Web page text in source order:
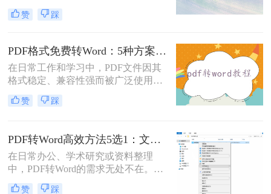
用。然而，在需要对内容进行编辑
时，我们往往需要将其转换为Word文
呢？本文将介绍三种常用的免费方法
来实现这一目标。
赞 踩
PDF格式免费转Word：5种方案的速度、精度、文件限制对比！
在日常工作和学习中，PDF文件因其
格式稳定、兼容性强而被广泛使用。
然而，当需要对PDF内容进行编辑
时，很多人会遇到困难。此时，将
换成word"这一常见需求，本文将为
您详细介绍五种安全、高效且完全免
费的转换方法，帮助您轻松实现格式
转换。
赞 踩
PDF转Word高效方法5选1：文件大小和类型决定用哪个！
在日常办公、学术研究或资料整理
中，PDF转Word的需求无处不在。那
么pdf怎么转换成word呢？本文将系统
赞 踩